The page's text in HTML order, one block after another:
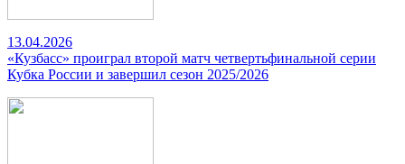
13.04.2026
«Кузбасс» проиграл второй матч четвертьфинальной серии
Кубка России и завершил сезон 2025/2026